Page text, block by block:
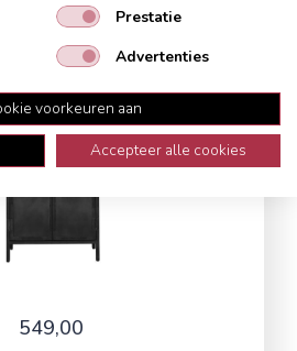
549,00
Prestatie
Advertenties
voorkeuren aan
Accepteer alle cookies